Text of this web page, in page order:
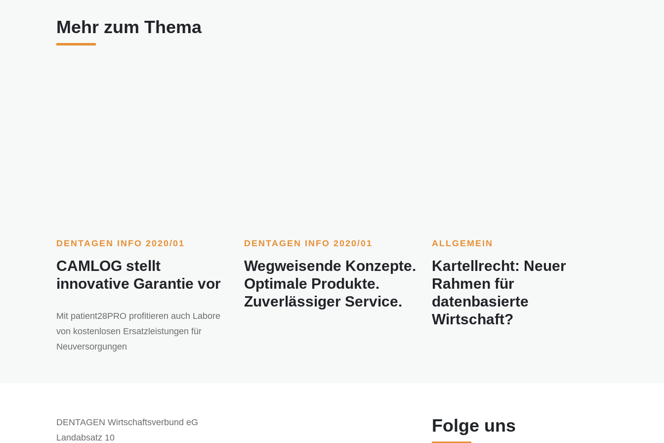
Mehr zum Thema
DENTAGEN INFO 2020/01
CAMLOG stellt
innovative Garantie vor
Mit patient28PRO profitieren auch Labore
von kostenlosen Ersatzleistungen für
Neuversorgungen
DENTAGEN INFO 2020/01
Wegweisende Konzepte.
Optimale Produkte.
Zuverlässiger Service.
ALLGEMEIN
Kartellrecht: Neuer
Rahmen für
datenbasierte
Wirtschaft?
DENTAGEN Wirtschaftsverbund eG
Landabsatz 10
Folge uns